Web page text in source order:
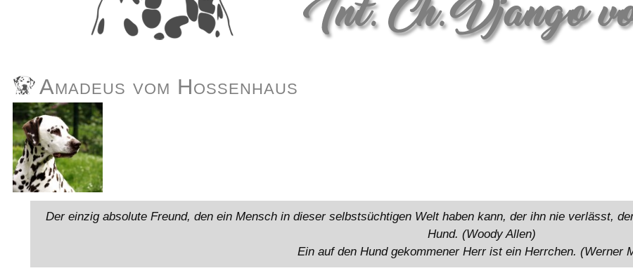
Amadeus vom Hossenhaus
Der einzig absolute Freund, den ein Mensch in dieser selbstsüchtigen Welt haben kann, der ihn nie verlässt,
Hund. (Woody Allen)
Ein auf den Hund gekommener Herr ist ein Herrchen. (Werner